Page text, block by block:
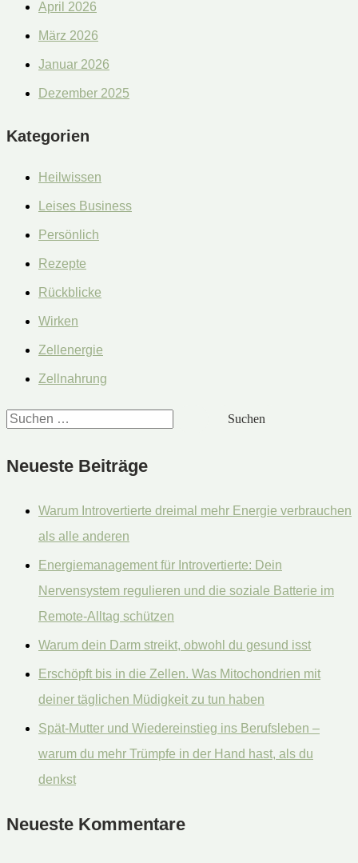
April 2026
März 2026
Januar 2026
Dezember 2025
Kategorien
Heilwissen
Leises Business
Persönlich
Rezepte
Rückblicke
Wirken
Zellenergie
Zellnahrung
S
c
Neueste Beiträge
Warum Introvertierte dreimal mehr Energie verbrauchen
als alle anderen
Energiemanagement für Introvertierte: Dein
Nervensystem regulieren und die soziale Batterie im
Remote-Alltag schützen
Warum dein Darm streikt, obwohl du gesund isst
Erschöpft bis in die Zellen. Was Mitochondrien mit
deiner täglichen Müdigkeit zu tun haben
Spät-Mutter und Wiedereinstieg ins Berufsleben –
warum du mehr Trümpfe in der Hand hast, als du
denkst
Neueste Kommentare